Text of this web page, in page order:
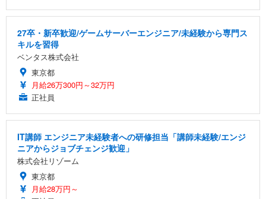
27卒・新卒歓迎/ゲームサーバーエンジニア/未経験から専門ス
キルを習得
ベンタス株式会社
東京都
月給26万300円～32万円
正社員
IT講師 エンジニア未経験者への研修担当「講師未経験/エンジ
ニアからジョブチェンジ歓迎」
株式会社リゾーム
東京都
月給28万円～